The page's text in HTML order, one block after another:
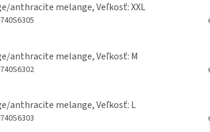
anthracite melange, Veľkosť: XXL
anthracite melange, Veľkosť: M
anthracite melange, Veľkosť: L